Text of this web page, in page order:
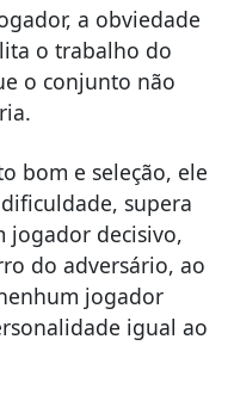
a obviedade
o trabalho do
o conjunto não
bom e seleção, ele
supera
jogador decisivo,
do adversário, ao
jogador
igual ao